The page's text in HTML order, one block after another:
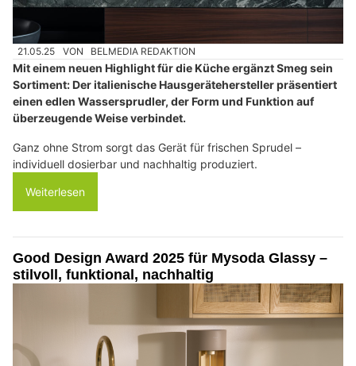
21.05.25 VON BELMEDIA REDAKTION
Mit einem neuen Highlight für die Küche ergänzt Smeg sein
Sortiment: Der italienische Hausgerätehersteller präsentiert
einen edlen Wassersprudler, der Form und Funktion auf
überzeugende Weise verbindet.
Ganz ohne Strom sorgt das Gerät für frischen Sprudel –
individuell dosierbar und nachhaltig produziert.
Weiterlesen
Good Design Award 2025 für Mysoda Glassy –
stilvoll, funktional, nachhaltig